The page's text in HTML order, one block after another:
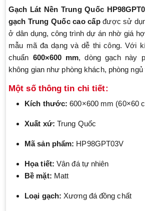
Gạch Lát Nền Trung Quốc
gạch Trung Quốc cao cấpđược sử
ở dân dụng, công trình dự án nhờ giá
mẫu mã đa dạng và dễ thi công. Với
chuẩn 600×600 mm, dòng gạch này
không gian như phòng khách, phòng
Một số thông tin chi tiết:
Kích thước: 600×600 mm (60×60
Xuất xứ: Trung Quốc
Mã sản phẩm: HP98GPT03V
Họa tiết: Vân đá tự nhiên
Bề mặt: Matt
Loại gạch: Xương đá đồng chất